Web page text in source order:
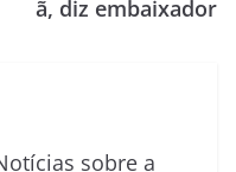
ã, diz embaixador
sobre a